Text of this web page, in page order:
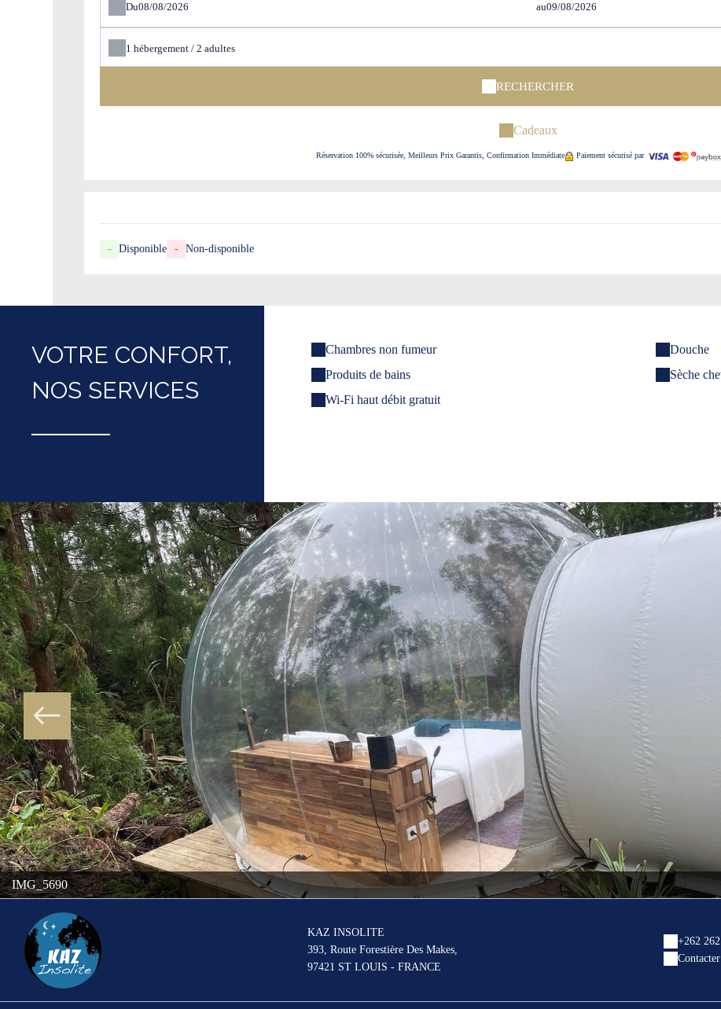
Du au
1hébergement /2adultes
RECHERCHER
Cadeaux
Réservation 100% sécurisée, Meilleurs Prix Garantis, Confirmation Immédiate Paiement sécurisé par
- Disponible - Non-disponible
VOTRE CONFORT,
NOS SERVICES
Chambres non fumeur
Douche
Produits de bains
Sèche
Wi-Fi haut débit gratuit
IMG_5690
KAZ INSOLITE
393, Route Forestière Des Makes,
97421 ST LOUIS - FRANCE
+262